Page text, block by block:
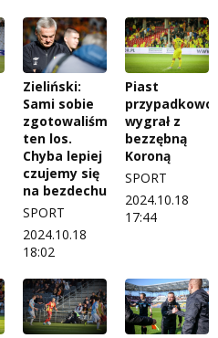
Zieliński:
Sami sobie
zgotowaliśmy
ten los.
Chyba lepiej
czujemy się
na bezdechu
SPORT
2024.10.18
18:02
Piast
przypadkowo
wygrał z
bezzębną
Koroną
SPORT
2024.10.18
17:44